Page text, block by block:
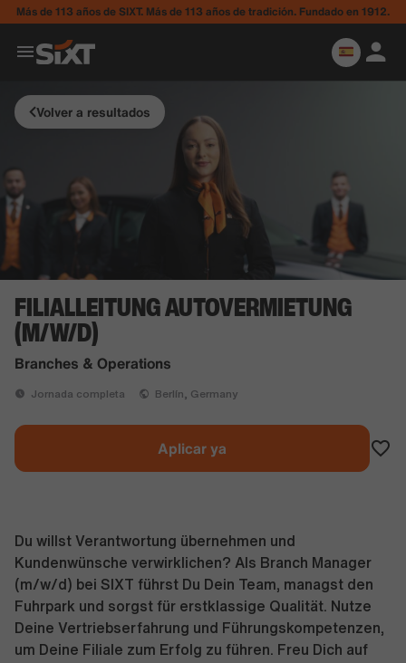
Más de 113 años de SIXT. Más de 113 años de tradición. Fundado en 1912.
Volver a resultados
FILIALLEITUNG AUTOVERMIETUNG
(M/W/D)
Branches & Operations
Jornada completa Berlín, Germany
Aplicar ya
Du willst Verantwortung übernehmen und
Kundenwünsche verwirklichen? Als Branch Manager
(m/w/d) bei SIXT führst Du Dein Team, managst den
Fuhrpark und sorgst für erstklassige Qualität. Nutze
Deine Vertriebserfahrung und Führungskompetenzen,
um Deine Filiale zum Erfolg zu führen. Freu Dich auf